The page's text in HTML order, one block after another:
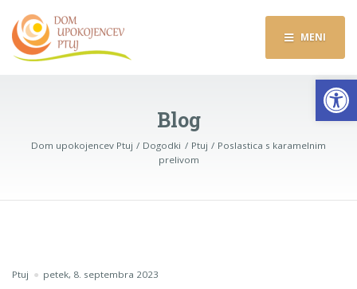
MENI
Blog
Dom upokojencev Ptuj Dogodki Ptuj
Poslastica s karamelnim
prelivom
Ptuj petek, 8. septembra 2023